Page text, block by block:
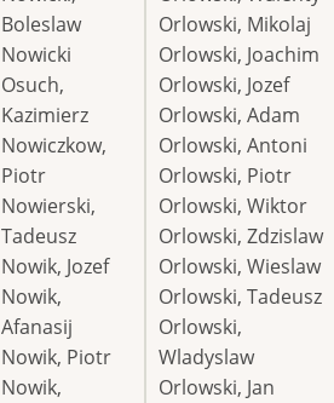
Boleslaw
Nowicki
Osuch,
Kazimierz
Nowiczkow,
Piotr
Nowierski,
Tadeusz
Nowik, Jozef
Nowik,
Afanasij
Nowik, Piotr
Nowik,
Orlowski, Mikolaj
Orlowski, Joachim
Orlowski, Jozef
Orlowski, Adam
Orlowski, Antoni
Orlowski, Piotr
Orlowski, Wiktor
Orlowski, Zdzislaw
Orlowski, Wieslaw
Orlowski, Tadeusz
Orlowski,
Wladyslaw
Orlowski, Jan